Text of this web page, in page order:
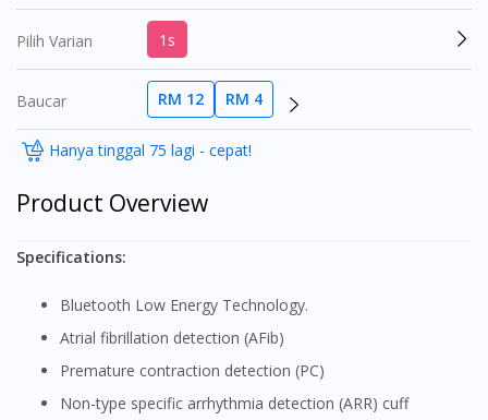
Pilih Varian 1s
Baucar RM 12 RM 4
Hanya tinggal 75 lagi - cepat!
Product Overview
Specifications:
Bluetooth Low Energy Technology.
Atrial fibrillation detection (AFib)
Premature contraction detection (PC)
Non-type specific arrhythmia detection (ARR) cuff